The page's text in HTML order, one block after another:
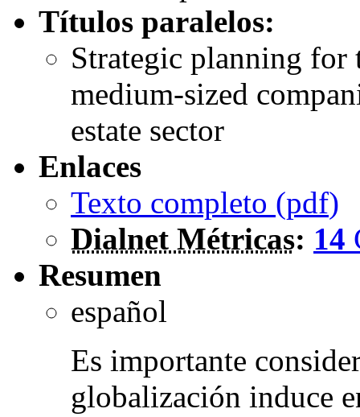
Títulos paralelos:
Strategic planning for
medium-sized
estate sector
Enlaces
Texto completo (pdf)
Dialnet Métricas: 14
Resumen
español
Es importante
globalización induce